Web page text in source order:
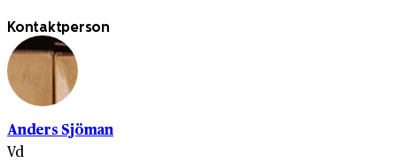
Kontaktperson
Anders Sjöman
Vd